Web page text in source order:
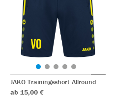
JAKO Trainingsshort Allround
ab 15,00 €